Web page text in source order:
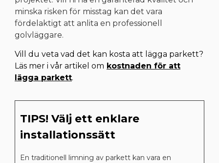
minska risken för misstag kan det vara
fördelaktigt att anlita en professionell
golvläggare.
Vill du veta vad det kan kosta att lägga parkett?
Läs mer i vår artikel om kostnaden för att
lägga parkett.
TIPS! Välj ett enklare
installationssätt
En traditionell limning av parkett kan vara en